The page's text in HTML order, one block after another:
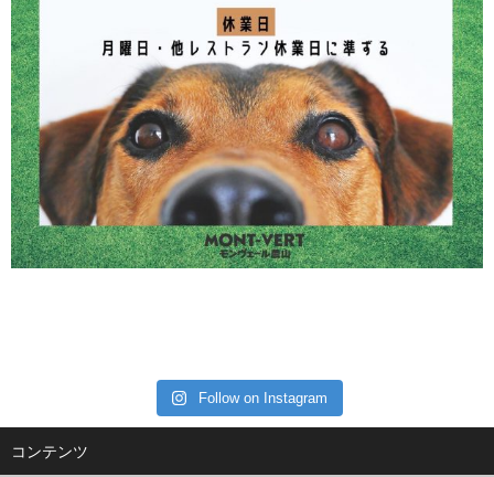
Follow on Instagram
コンテンツ